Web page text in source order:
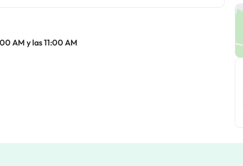
AM y las 11:00 AM